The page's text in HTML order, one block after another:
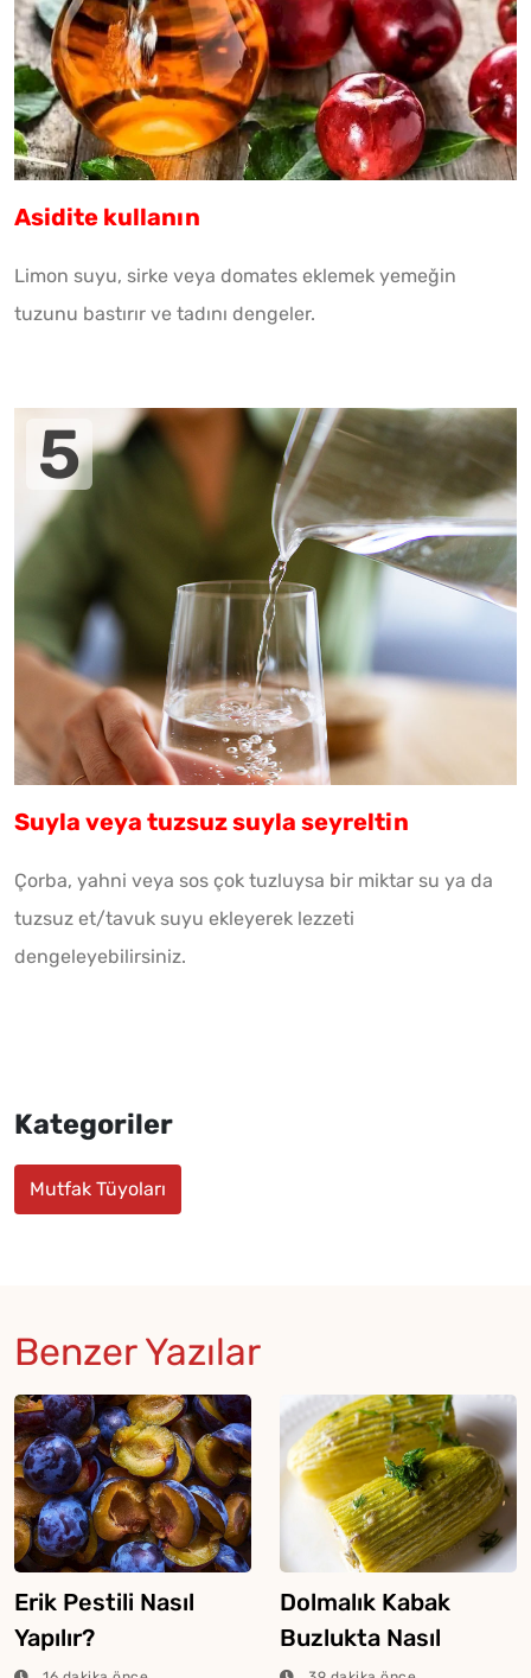
Asidite kullanın
Limon suyu, sirke veya domates eklemek yemeğin
tuzunu bastırır ve tadını dengeler.
Suyla veya tuzsuz suyla seyreltin
Çorba, yahni veya sos çok tuzluysa bir miktar su ya da
tuzsuz et/tavuk suyu ekleyerek lezzeti
dengeleyebilirsiniz.
Kategoriler
Mutfak Tüyoları
Benzer Yazılar
Erik Pestili Nasıl
Yapılır?
Dolmalık Kabak
Buzlukta Nasıl